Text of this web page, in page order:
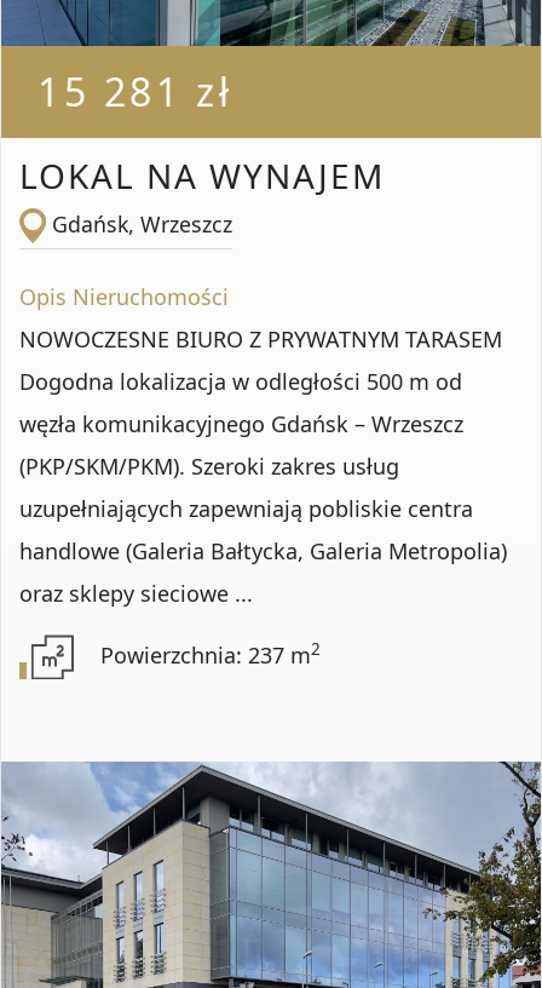
15 281 zł
LOKAL NA WYNAJEM
Gdańsk, Wrzeszcz
Opis Nieruchomości
NOWOCZESNE BIURO Z PRYWATNYM TARASEM
Dogodna lokalizacja w odległości 500 m od
węzła komunikacyjnego Gdańsk – Wrzeszcz
(PKP/SKM/PKM). Szeroki zakres usług
uzupełniających zapewniają pobliskie centra
handlowe (Galeria Bałtycka, Galeria Metropolia)
oraz sklepy sieciowe ...
Powierzchnia: 237 m2